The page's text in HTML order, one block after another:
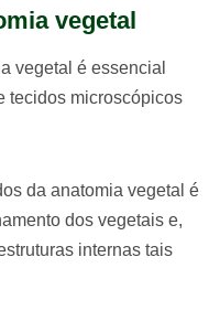
vegetal
vegetal é essencial
tecidos microscópicos
da anatomia vegetal é
dos vegetais e,
internas tais